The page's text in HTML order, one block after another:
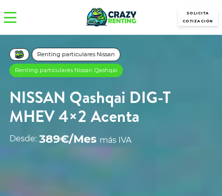
SOLICITA
COTIZACIÓN
Renting particulares Nissan
Renting particulares Nissan Qashqai
NISSAN Qashqai DIG-T
MHEV 4×2 Acenta
Desde: 389€/Mes más IVA